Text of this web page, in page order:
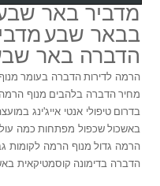
מדביר באר
בבאר שבע
הדברה באר
הרמה לדירות הדברה בעומר
מחיר הדברה בלהבים מנוף
בדרום טיפולי אנטי אייג'ינג
באשכול שכפול מפתחות כמה
הרמה גדול מנוף הרמה לקומות
הדברה בדימונה קוסמטיקאית